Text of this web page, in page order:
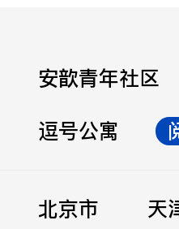
安歆青年社区
逗号公寓
北京市
天
立即提交